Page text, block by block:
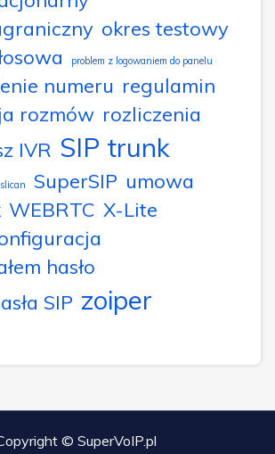
okres testowy
problem z logowaniem do panelu
numeru regulamin
rozmów rozliczenia
IVR SIP trunk
slican SuperSIP umowa
WEBRTC X-Lite
hasło
SIP zoiper
© SuperVoIP.pl